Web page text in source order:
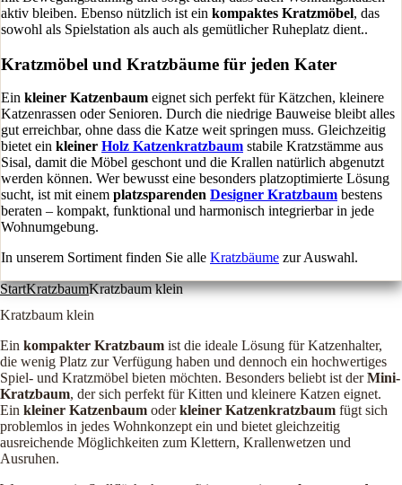
aktiv bleiben. Ebenso nützlich ist ein kompaktes Kratzmöbel, das
sowohl als Spielstation als auch als gemütlicher Ruheplatz dient..
Kratzmöbel und Kratzbäume für jeden Kater
Ein kleiner Katzenbaum eignet sich perfekt für Kätzchen, kleinere
Katzenrassen oder Senioren. Durch die niedrige Bauweise bleibt alles
gut erreichbar, ohne dass die Katze weit springen muss. Gleichzeitig
bietet ein kleiner Holz Katzenkratzbaum stabile Kratzstämme aus
Sisal, damit die Möbel geschont und die Krallen natürlich abgenutzt
werden können. Wer bewusst eine besonders platzoptimierte Lösung
sucht, ist mit einem platzsparenden Designer Kratzbaum bestens
beraten – kompakt, funktional und harmonisch integrierbar in jede
Wohnumgebung.
In unserem Sortiment finden Sie alle Kratzbäume zur Auswahl.
StartKratzbaumKratzbaum klein
Kratzbaum klein
Ein kompakter Kratzbaum ist die ideale Lösung für Katzenhalter,
die wenig Platz zur Verfügung haben und dennoch ein hochwertiges
Spiel- und Kratzmöbel bieten möchten. Besonders beliebt ist derMini-
Kratzbaum, der sich perfekt für Kitten und kleinere Katzen eignet.
Ein kleiner Katzenbaum oderkleiner Katzenkratzbaum fügt sich
problemlos in jedes Wohnkonzept ein und bietet gleichzeitig
ausreichende Möglichkeiten zum Klettern, Krallenwetzen und
Ausruhen.